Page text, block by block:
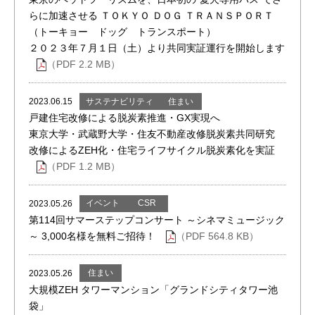
らに加速させる ＴＯＫＹＯ ＤＯＧ ＴＲＡＮＳＰＯＲＴ
（トーキョー ドッグ トランスポート）
２０２３年７月１日（土）より共同実証運行を開始します
（PDF 2.2 MB）
2023.06.15 サステナビリティ 住まい
戸建住宅改修による脱炭素推進・GX実現へ
東京大学・武蔵野大学・住友不動産改修脱炭素共同研究
改修によるZEH化・住宅ライフサイクル脱炭素化を実証
（PDF 1.2 MB）
2023.05.26 イベント CSR
第114回サマーステップコンサート ～シネマミュージック
～ 3,000名様を無料ご招待！
（PDF 564.8 KB）
2023.05.26 住まい
大規模ZEH タワーマンション「グランドシティタワー池
袋」